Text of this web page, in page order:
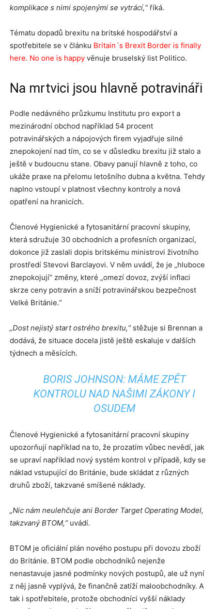
komplikace s nimi spojenými se vytrácí,“ říká.
Tématu dopadů brexitu na britské hospodářství a
spotřebitele se v článku Britain´s Brexit Border is finally
here. No one is happy věnuje bruselský list Politico.
Na mrtvici jsou hlavně potravináři
Podle nedávného průzkumu Institutu pro export a
mezinárodní obchod například 54 procent
potravinářských a nápojových firem vyjadřuje silné
znepokojení nad tím, co se v důsledku brexitu již stalo a
ještě v budoucnu stane. Obavy panují hlavně z toho, co
ukáže praxe na přelomu letošního dubna a května. Tehdy
naplno vstoupí v platnost všechny kontroly a nová
opatření na hranicích.
Členové Hygienické a fytosanitární pracovní skupiny,
která sdružuje 30 obchodních a profesních organizací,
dokonce již zaslali dopis britskému ministrovi životního
prostředí Stevovi Barclayovi. V něm uvádí, že je „hluboce
znepokojují“ změny, které „omezí dovoz, zvýší inflaci
skrze ceny potravin a sníží potravinářskou bezpečnost
Velké Británie.“
„Dost nejistý start ostrého brexitu,“stěžuje si Brennan a
dodává, že situace docela jistě ještě eskaluje v dalších
týdnech a měsících.
BORIS JOHNSON: MÁME ZPĚT
KONTROLU NAD NAŠIMI ZÁKONY I
OSUDEM
Členové Hygienické a fytosanitární pracovní skupiny
upozorňují například na to, že prozatím vůbec nevědí, jak
se upraví například nový systém kontrol v případě, kdy se
náklad vstupující do Británie, bude skládat z různých
druhů zboží, takzvané smíšené náklady.
„Nic nám neulehčuje ani Border Target Operating Model,
takzvaný BTOM,“uvádí.
BTOM je oficiální plán nového postupu při dovozu zboží
do Británie. BTOM podle obchodníků nejenže
nenastavuje jasné podmínky nových postupů, ale už nyní
z něj jasně vyplývá, že finančně zatíží maloobchodníky. A
tak i spotřebitele, protože obchodníci vyšší náklady